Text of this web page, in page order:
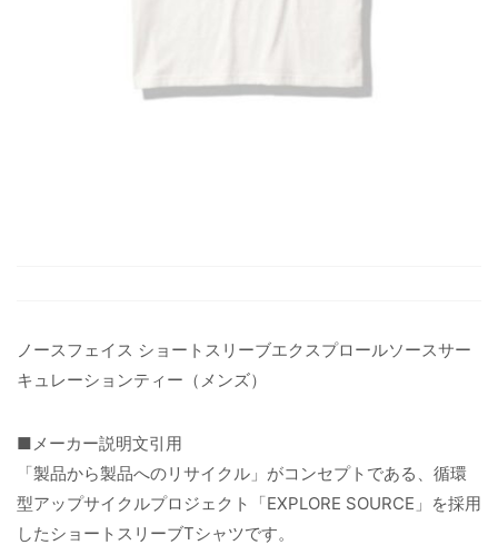
ノースフェイス ショートスリーブエクスプロールソースサー
キュレーションティー（メンズ）
■メーカー説明文引用
「製品から製品へのリサイクル」がコンセプトである、循環
型アップサイクルプロジェクト「EXPLORE SOURCE」を採用
したショートスリーブTシャツです。